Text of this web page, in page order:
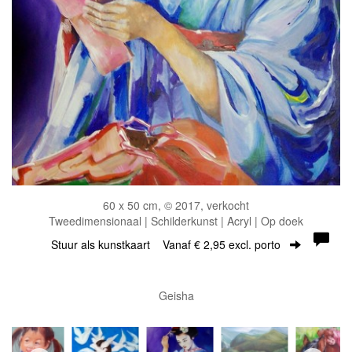
60 x 50 cm, © 2017, verkocht
Tweedimensionaal | Schilderkunst | Acryl | Op doek
Stuur als kunstkaart Vanaf € 2,95 excl. porto
Geisha